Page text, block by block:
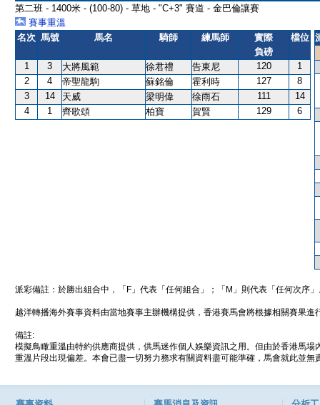
第二班 - 1400米 - (100-80) - 草地 - "C+3" 賽道 - 金巴倫讓賽
賽事重溫
名次 馬號 馬名 騎師 練馬師
實際
負磅
檔位
1 3 大將風範 徐君禮 告東尼 120
1
2
4 帝聖龍駒 蘇銘倫 霍利時 127
8
3
14 天威 梁明偉 徐雨石 111
14
4
1 齊歌頌 柏寶 賀賢 129 6
派彩備註：於勝出組合中，「F」代表「任何組合」；「M」則代表「任何次序
越洋轉播海外賽事資料由當地賽事主辦機構提供，香港賽馬會將根據相關賽果進
備註:
模擬鳥瞰重溫由特約供應商提供，供馬迷作個人娛樂資訊之用。但由於香港馬
重溫片段出現偏差。本會已盡一切努力務求有關資料盡可能準確，馬會就此並